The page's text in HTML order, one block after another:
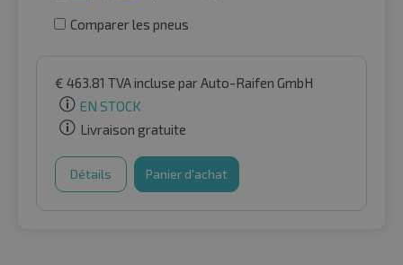
Comparer les pneus
€ 463.81 TVA incluse par Auto-Raifen GmbH
EN STOCK
Livraison gratuite
Détails Panier d'achat